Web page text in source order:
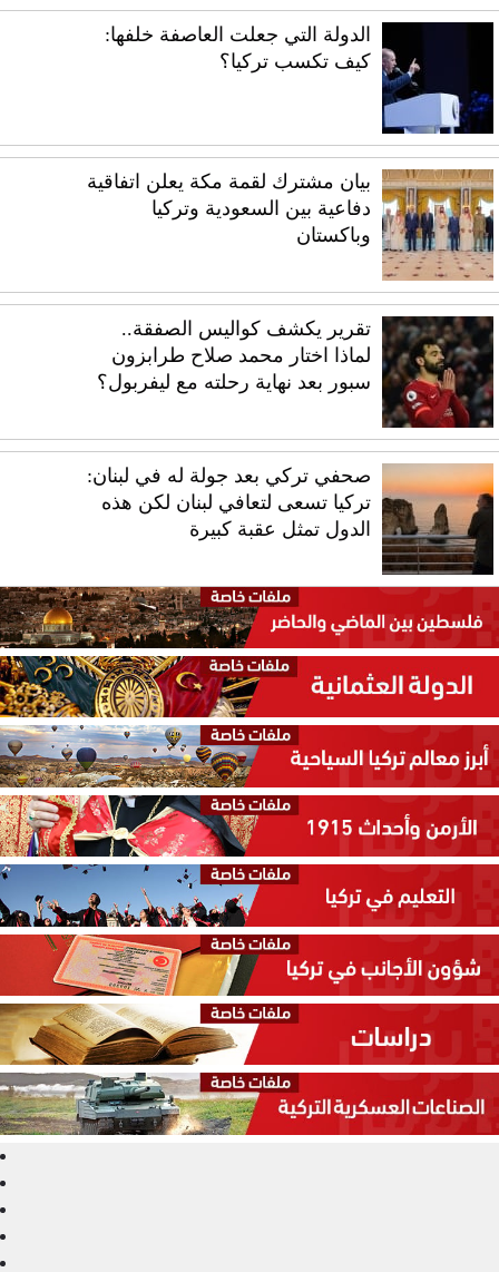
الدولة التي جعلت العاصفة خلفها:
كيف تكسب تركيا؟
بيان مشترك لقمة مكة يعلن اتفاقية
دفاعية بين السعودية وتركيا
وباكستان
تقرير يكشف كواليس الصفقة..
لماذا اختار محمد صلاح طرابزون
سبور بعد نهاية رحلته مع ليفربول؟
صحفي تركي بعد جولة له في لبنان:
تركيا تسعى لتعافي لبنان لكن هذه
الدول تمثل عقبة كبيرة